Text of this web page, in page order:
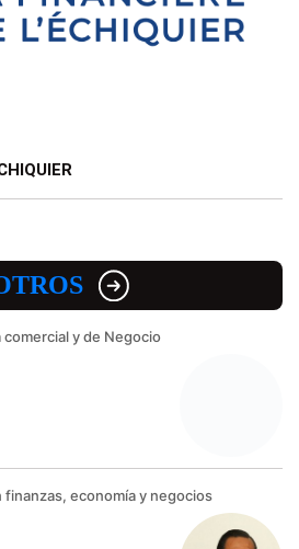
y de Negocio
finanzas, economía y negocios